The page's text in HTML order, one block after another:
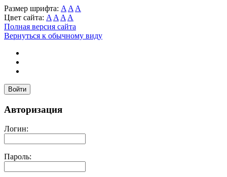
Размер шрифта: A A A
Цвет сайта: A A A A
Полная версия сайта
Вернуться к обычному виду
Войти
Авторизация
Логин:
Пароль: